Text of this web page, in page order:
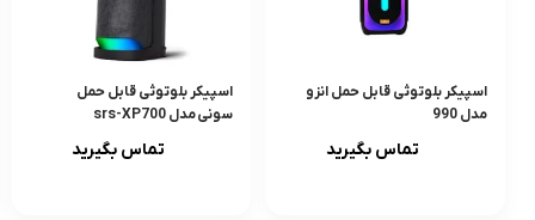
اسپیکر بلوتوثی قابل حمل انزو
مدل 990
تماس بگیرید
اسپیکر بلوتوثی قابل حمل
سونی مدل srs-XP700
تماس بگیرید